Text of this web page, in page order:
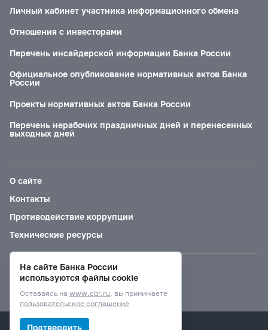
Личный кабинет участника информационного обмена
Отношения с инвесторами
Перечень инсайдерской информации Банка России
Официальное опубликование нормативных актов Банка
России
Проекты нормативных актов Банка России
Перечень нерабочих праздничных дней и перенесенных
выходных дней
О сайте
Контакты
Противодействие коррупции
Технические ресурсы
Версия для слабовидящих
© Банк России, 2000–2026.
На сайте Банка России
используются файлы cookie
Оставаясь на www.cbr.ru, вы принимаете
пользовательское соглашение
Подтвердить